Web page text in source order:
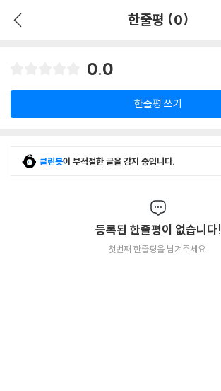
한줄평 (0)
0.0
한줄평 쓰기
클린봇이 부적절한 글을 감지 중입니다.
등록된 한줄평이 없습니다!
첫번째 한줄평을 남겨주세요.